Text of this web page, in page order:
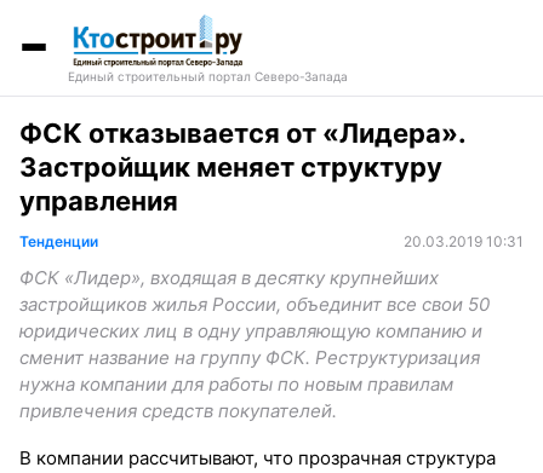
Единый строительный портал Северо-Запада
ФСК отказывается от «Лидера».
Застройщик меняет структуру
управления
Тенденции 20.03.2019 10:31
ФСК «Лидер», входящая в десятку крупнейших
застройщиков жилья России, объединит все свои 50
юридических лиц в одну управляющую компанию и
сменит название на группу ФСК. Реструктуризация
нужна компании для работы по новым правилам
привлечения средств покупателей.
В компании рассчитывают, что прозрачная структура